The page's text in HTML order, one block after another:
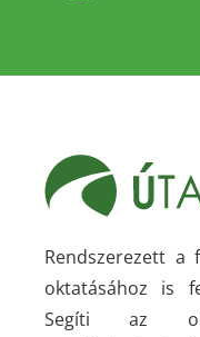
Rendszerezett a
oktatásához is
Segíti az